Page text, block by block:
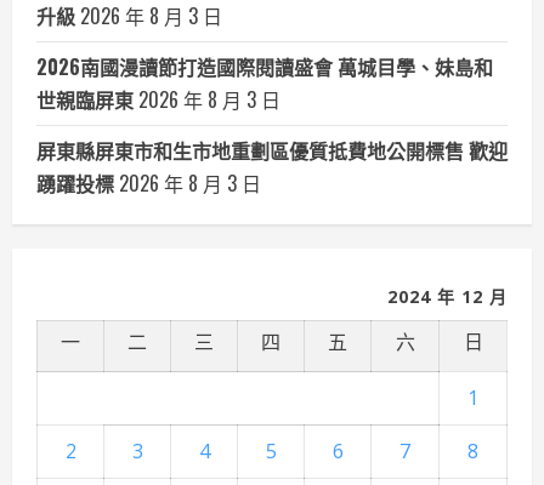
升級 2026 年 8 月 3 日
2026南國漫讀節打造國際閱讀盛會 萬城目學、妹島和
世親臨屏東 2026 年 8 月 3 日
屏東縣屏東市和生市地重劃區優質抵費地公開標售 歡迎
踴躍投標 2026 年 8 月 3 日
2024 年 12 月
一 二 三 四 五 六 日
1
2
3 4 5 6 7
8